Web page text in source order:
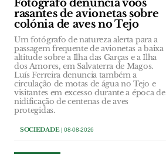
Fotógrafo denuncia vôos
rasantes de avionetas sobre
colónia de aves no Tejo
Um fotógrafo de natureza alerta para a
passagem frequente de avionetas a baixa
altitude sobre a Ilha das Garças e a Ilha
dos Amores, em Salvaterra de Magos.
Luís Ferreira denuncia também a
circulação de motas de água no Tejo e
visitantes em excesso durante a época de
nidificação de centenas de aves
protegidas.
SOCIEDADE| 08-08-2026